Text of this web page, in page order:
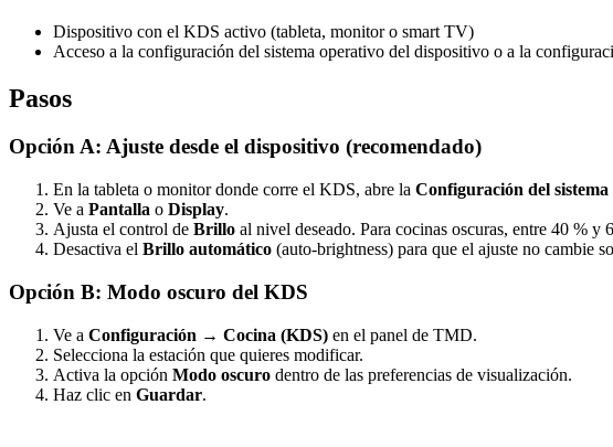
Dispositivo con el KDS activo (tableta, monitor o smart TV)
Acceso a la configuración del sistema operativo del dispositivo o a la
Pasos
Opción A: Ajuste desde el dispositivo (recomendado)
En la tableta o monitor donde corre el KDS, abre la Configuración del sistema
Ve a Pantalla o Display.
Ajusta el control de Brillo al nivel deseado. Para cocinas oscuras, entre 40 % y
Desactiva el Brillo automático (auto-brightness) para que el ajuste no cambie
Opción B: Modo oscuro del KDS
Ve a Configuración → Cocina (KDS) en el panel de TMD.
Selecciona la estación que quieres modificar.
Activa la opción Modo oscuro dentro de las preferencias de visualización.
Haz clic en Guardar.